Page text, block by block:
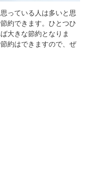
っている人は多いと思
約できます。ひとつひ
大きな節約となりま
約はできますので、ぜ